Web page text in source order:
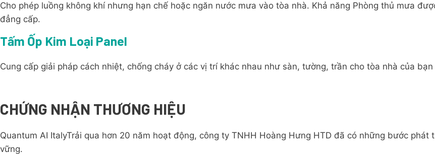
Cho phép luồng không khí nhưng hạn chế hoặc ngăn nước mưa vào tòa nhà. Khả năng Phòng thủ mưa
đẳng cấp.
Tấm Ốp Kim Loại Panel
Cung cấp giải pháp cách nhiệt, chống cháy ở các vị trí khác nhau như sàn, tường, trần cho tòa nhà của bạn
CHỨNG NHẬN THƯƠNG HIỆU
Quantum AI ItalyTrải qua hơn 20 năm hoạt động, công ty TNHH Hoàng Hưng HTD đã có những bước
vững.